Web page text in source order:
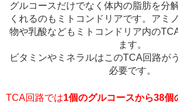
グルコースだけでなく体内の脂肪を分
くれるのもミトコンドリアです。アミ
物や乳酸などもミトコンドリア内の
ます。
ビタミンやミネラルはこのTCA回路が
必要です。
TCA回路では1個のグルコースから38個